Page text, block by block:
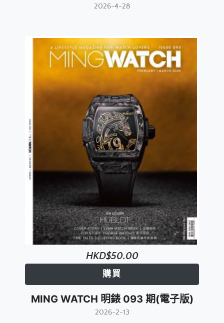
2026-4-28
HKD$50.00
購買
MING WATCH 明錶 093 期(電子版)
2026-2-13